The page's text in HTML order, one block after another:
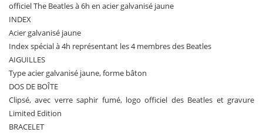
officiel The Beatles à 6h en acier galvanisé jaune
INDEX
Acier galvanisé jaune
Index spécial à 4h représentant les 4 membres des Beatles
AIGUILLES
Type acier galvanisé jaune, forme bâton
DOS DE BOÎTE
Clipsé, avec verre saphir fumé, logo officiel des Beatles et gravure
Limited Edition
BRACELET